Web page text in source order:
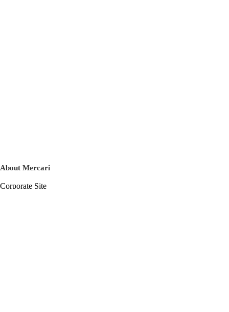
About Mercari
Corporate Site